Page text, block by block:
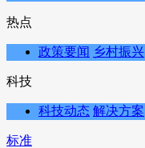
热点
政策要闻 乡村振兴
科技
科技动态 解决方案
标准